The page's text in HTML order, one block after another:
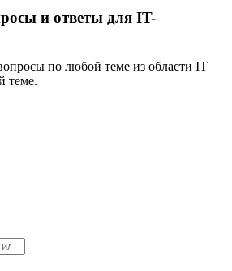
и ответы для IT-
по любой теме из области IT
теме.